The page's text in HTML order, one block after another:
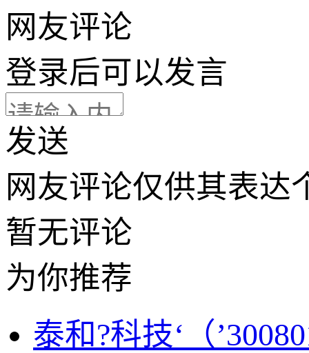
网友评论
登录后可以发言
发送
网友评论仅供其表达
暂无评论
为你推荐
泰和?科技‘（